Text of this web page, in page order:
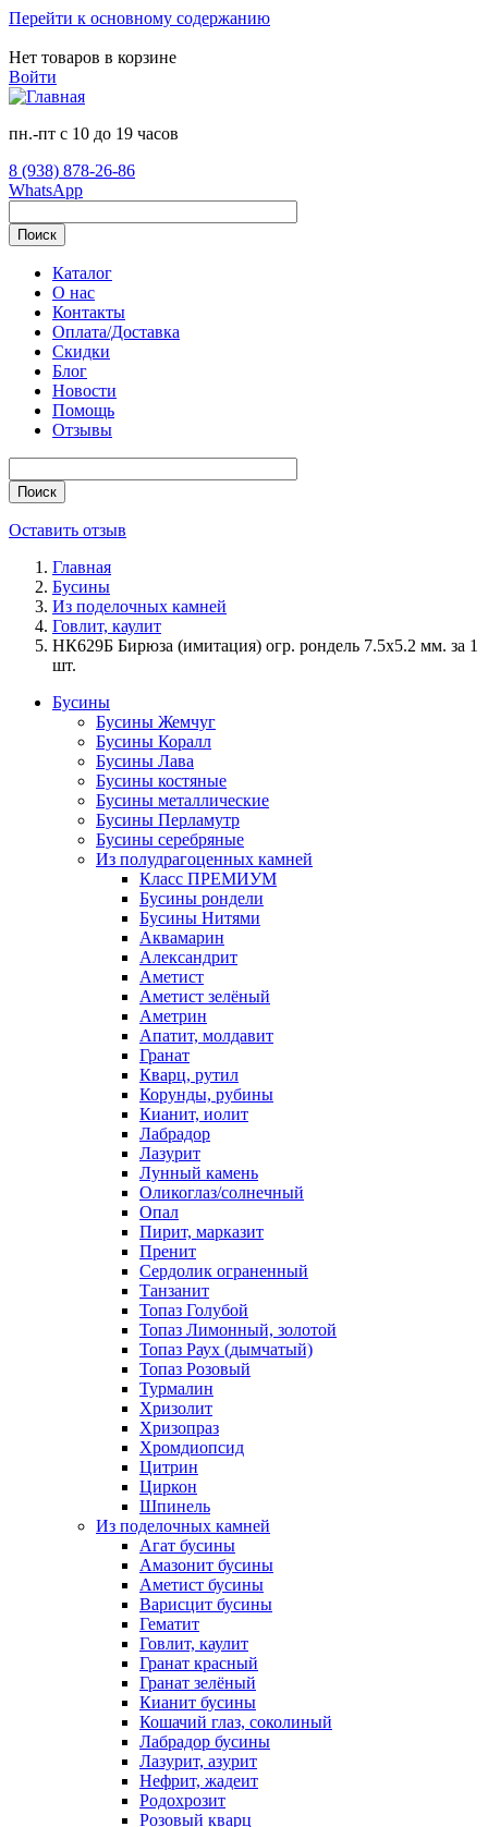
Перейти к основному содержанию
Нет товаров в корзине
Войти
пн.-пт с 10 до 19 часов
8 (938) 878-26-86
WhatsApp
Поиск
Каталог
О нас
Контакты
Оплата/Доставка
Скидки
Блог
Новости
Помощь
Отзывы
Поиск
Оставить отзыв
Главная
Бусины
Из поделочных камней
Говлит, каулит
НК629Б Бирюза (имитация) огр. рондель 7.5х5.2 мм. за 1
шт.
Бусины
Бусины Жемчуг
Бусины Коралл
Бусины Лава
Бусины костяные
Бусины металлические
Бусины Перламутр
Бусины серебряные
Из полудрагоценных камней
Класс ПРЕМИУМ
Бусины рондели
Бусины Нитями
Аквамарин
Александрит
Аметист
Аметист зелёный
Аметрин
Апатит, молдавит
Гранат
Кварц, рутил
Корунды, рубины
Кианит, иолит
Лабрадор
Лазурит
Лунный камень
Оликоглаз/солнечный
Опал
Пирит, марказит
Пренит
Сердолик ограненный
Танзанит
Топаз Голубой
Топаз Лимонный, золотой
Топаз Раух (дымчатый)
Топаз Розовый
Турмалин
Хризолит
Хризопраз
Хромдиопсид
Цитрин
Циркон
Шпинель
Из поделочных камней
Агат бусины
Амазонит бусины
Аметист бусины
Варисцит бусины
Гематит
Говлит, каулит
Гранат красный
Гранат зелёный
Кианит бусины
Кошачий глаз, соколиный
Лабрадор бусины
Лазурит, азурит
Нефрит, жадеит
Родохрозит
Розовый кварц